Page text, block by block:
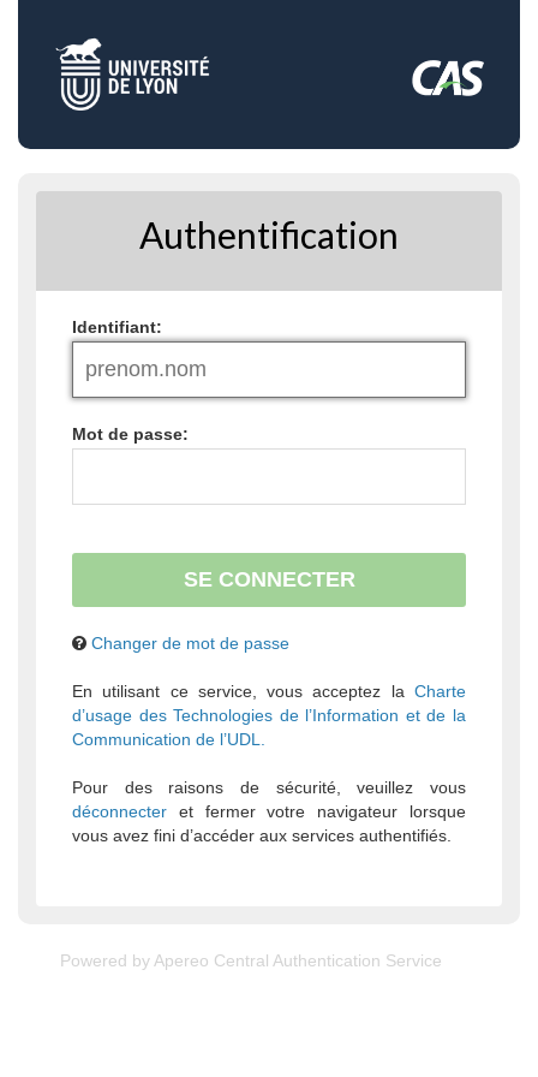
Authentification
Identifiant:
Mot de passe:
Changer de mot de passe
En utilisant ce service, vous acceptez la Charte
d’usage des Technologies de l’Information et de la
Communication de l’UDL.
Pour des raisons de sécurité, veuillez vous
déconnecter et fermer votre navigateur lorsque
vous avez fini d’accéder aux services authentifiés.
Powered by Apereo Central Authentication Service